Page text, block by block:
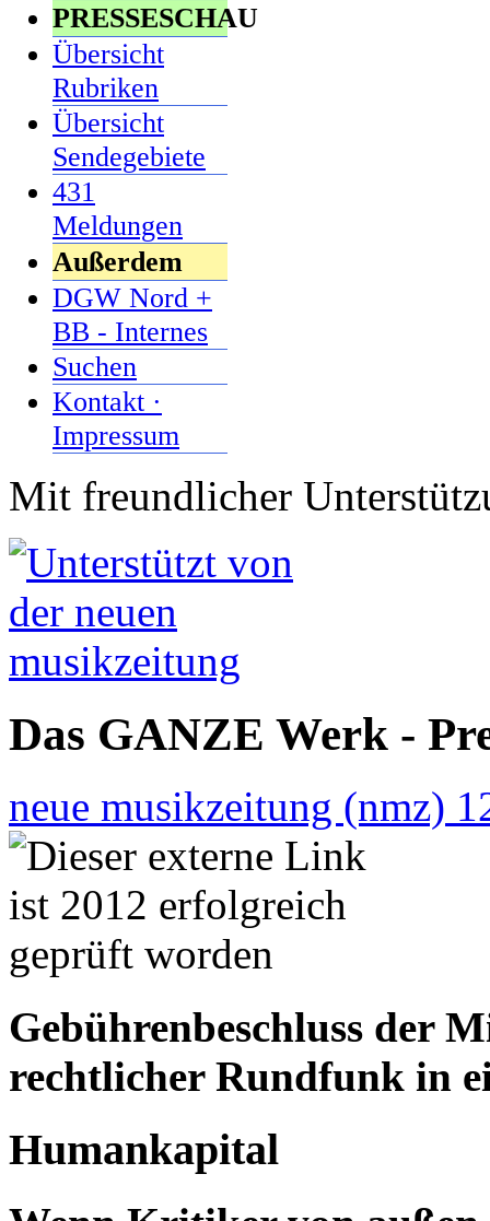
PRESSESCHAU
Übersicht
Rubriken
Übersicht
Sendegebiete
431
Meldungen
Außerdem
DGW Nord +
BB - Internes
Suchen
Kontakt ·
Impressum
Mit freundlicher
Das GANZE Werk -
neue musikzeitung (nmz)
Gebührenbeschluss der
rechtlicher Rundfunk in
Humankapital